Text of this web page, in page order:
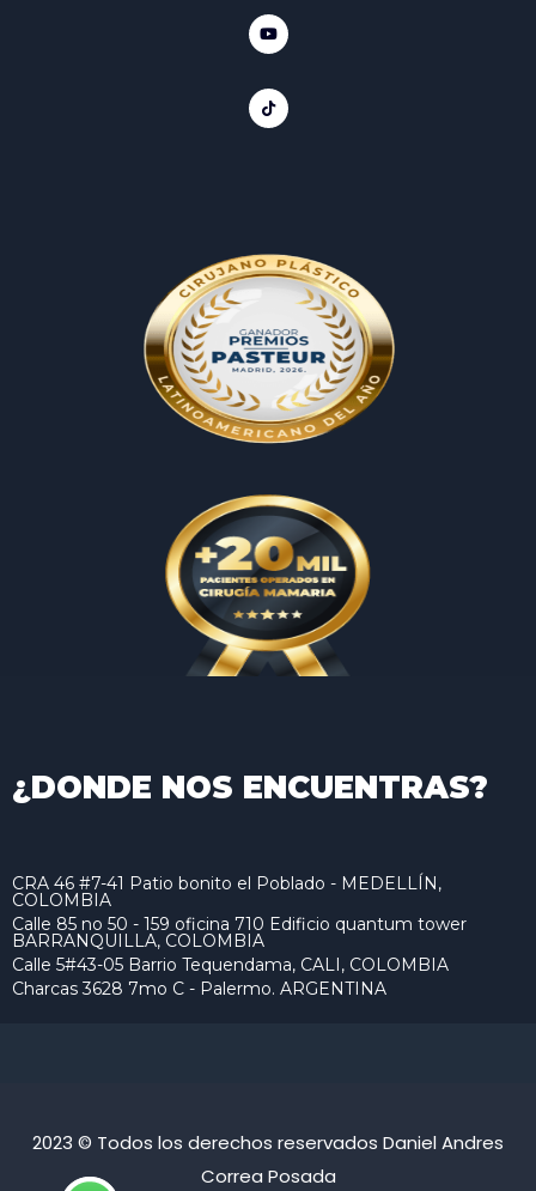
¿DONDE NOS ENCUENTRAS?
CRA 46 #7-41 Patio bonito el Poblado - MEDELLÍN,
COLOMBIA
Calle 85 no 50 - 159 oficina 710 Edificio quantum tower
BARRANQUILLA, COLOMBIA
Calle 5#43-05 Barrio Tequendama, CALI, COLOMBIA
Charcas 3628 7mo C - Palermo. ARGENTINA
2023 © Todos los derechos reservados Daniel Andres
Correa Posada